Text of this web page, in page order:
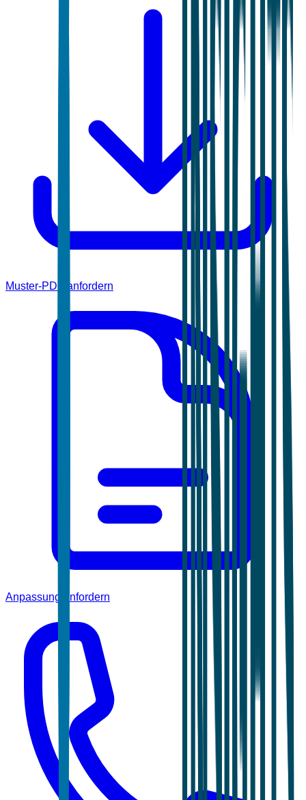
Muster-PDF anfordern
Anpassung anfordern